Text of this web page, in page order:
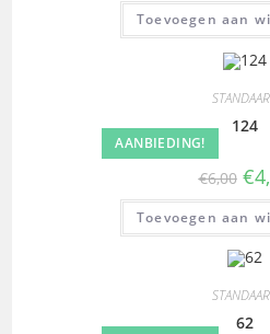
Toevoegen aan
AANBIEDING!
124
€6,00 €
Toevoegen aan
62